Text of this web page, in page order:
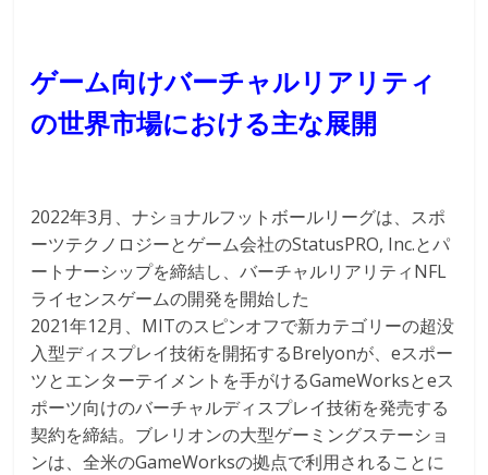
ゲーム向けバーチャルリアリティ
の世界市場における主な展開
2022年3月、ナショナルフットボールリーグは、スポ
ーツテクノロジーとゲーム会社のStatusPRO, Inc.とパ
ートナーシップを締結し、バーチャルリアリティNFL
ライセンスゲームの開発を開始した
2021年12月、MITのスピンオフで新カテゴリーの超没
入型ディスプレイ技術を開拓するBrelyonが、eスポー
ツとエンターテイメントを手がけるGameWorksとeス
ポーツ向けのバーチャルディスプレイ技術を発売する
契約を締結。ブレリオンの大型ゲーミングステーショ
ンは、全米のGameWorksの拠点で利用されることに